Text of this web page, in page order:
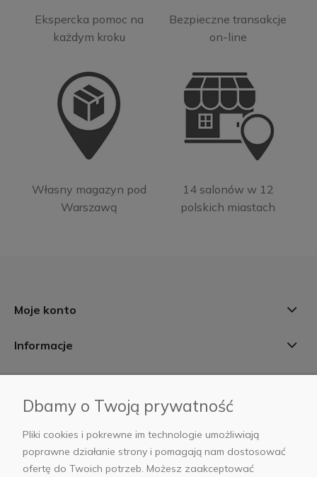
Ekspercka pomoc na
każdym kroku
Bezpieczne transakcje
on-line
Własny magazyn pod
Warszawą
14 salonów w 12
polskich miastach
Moje konto
Informacje
AB Foto
Dbamy o Twoją prywatność
Pliki cookies i pokrewne im technologie umożliwiają
poprawne działanie strony i pomagają nam dostosować
ofertę do Twoich potrzeb. Możesz zaakceptować